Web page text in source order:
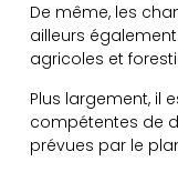
De même, les
ailleurs
agricoles et
Plus largement, il
compétentes de
prévues par le